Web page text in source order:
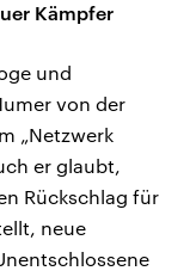
Kämpfer
und
von der
„Netzwerk
er glaubt,
Rückschlag für
neue